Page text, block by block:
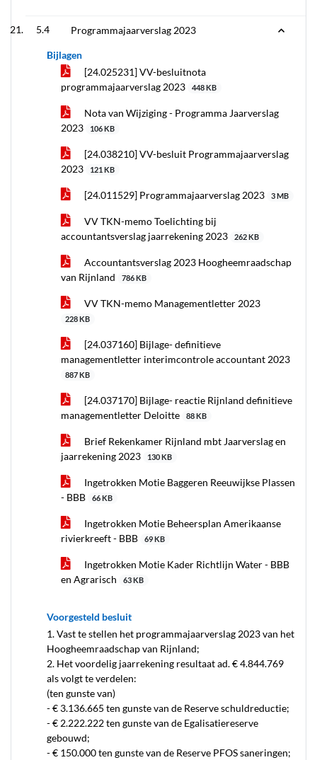
5.4 Programmajaarverslag 2023
Bijlagen
[24.025231] VV-besluitnota
programmajaarverslag 2023
448 KB
Nota van Wijziging - Programma Jaarverslag
2023
106 KB
[24.038210] VV-besluit Programmajaarverslag
2023
121 KB
[24.011529] Programmajaarverslag 2023 3 MB
VV TKN-memo Toelichting bij
accountantsverslag jaarrekening 2023
262 KB
Accountantsverslag 2023 Hoogheemraadschap
van Rijnland
786 KB
VV TKN-memo Managementletter 2023
228 KB
[24.037160] Bijlage- definitieve
managementletter interimcontrole accountant 2023
887 KB
[24.037170] Bijlage- reactie Rijnland definitieve
managementletter Deloitte
88 KB
Brief Rekenkamer Rijnland mbt Jaarverslag en
jaarrekening 2023
130 KB
Ingetrokken Motie Baggeren Reeuwijkse Plassen
- BBB
66 KB
Ingetrokken Motie Beheersplan Amerikaanse
rivierkreeft - BBB
69 KB
Ingetrokken Motie Kader Richtlijn Water - BBB
en Agrarisch
63 KB
Voorgesteld besluit
1. Vast te stellen het programmajaarverslag 2023 van het
Hoogheemraadschap van Rijnland;
2. Het voordelig jaarrekening resultaat ad. € 4.844.769
als volgt te verdelen:
(ten gunste van)
- € 3.136.665 ten gunste van de Reserve schuldreductie;
- € 2.222.222 ten gunste van de Egalisatiereserve
gebouwd;
- € 150.000 ten gunste van de Reserve PFOS saneringen;